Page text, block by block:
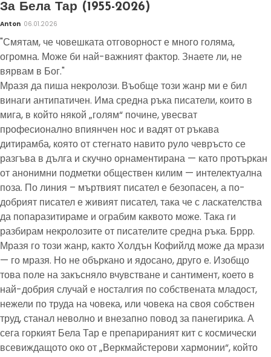
За Бела Тар (1955-2026)
Anton 06.01.2026
"Смятам, че човешката отговорност е много голяма,
огромна. Може би най-важният фактор. Знаете ли, не
вярвам в Бог."
Мразя да пиша некролози. Въобще този жанр ми е бил
винаги антипатичен. Има средна ръка писатели, които в
мига, в който някой „голям“ почине, увесват
професионално впиянчен нос и вадят от ръкава
дитирамба, която от стегнато навито руло чевръсто се
разгъва в дълга и скучно орнаментирана — като протъркан
от анонимни подметки обществен килим — интелектуална
поза. По линия – мъртвият писател е безопасен, а по-
добрият писател е живият писател, така че с ласкателства
да попаразитираме и ограбим каквото може. Така ги
разбирам некролозите от писателите средна ръка. Бррр.
Мразя го този жанр, както Холдън Кофийлд може да мрази
— го мразя. Но не объркано и ядосано, друго е. Изобщо
това поле на закъсняло вчувстване и сантимент, което в
най-добрия случай е носталгия по собствената младост,
нежели по труда на човека, или човека на своя собствен
труд, станал неволно и внезапно повод за панегирика. А
сега горкият Бела Тар е препарираният кит с космически
всевиждащото око от „Веркмайстерови хармонии“, който